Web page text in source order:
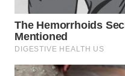
TINGGI
WN
PAKPAK